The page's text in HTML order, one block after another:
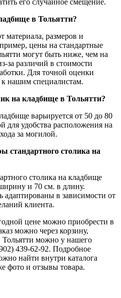
его случайное смещение.
в Тольятти?
материала, размеров и
цены на стандартные
могут быть ниже, чем на
за различий в стоимости
Для точной оценки
к нашим специалистам.
на кладбище в Тольятти?
варьируется от 50 до 80
для удобства расположения на
за могилой.
стандартного столика на
столика на кладбище
и 70 см. в длину.
в зависимости от
клиента.
цене можно приобрести в
можно через корзину,
Тольятти можно у нашего
439-62-92. Подробное
найти внутри каталога
фото и отзывы товара.